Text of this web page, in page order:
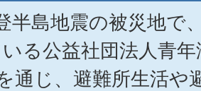
半島地震の被災地で
る公益社団法人青
通じ、避難所生活